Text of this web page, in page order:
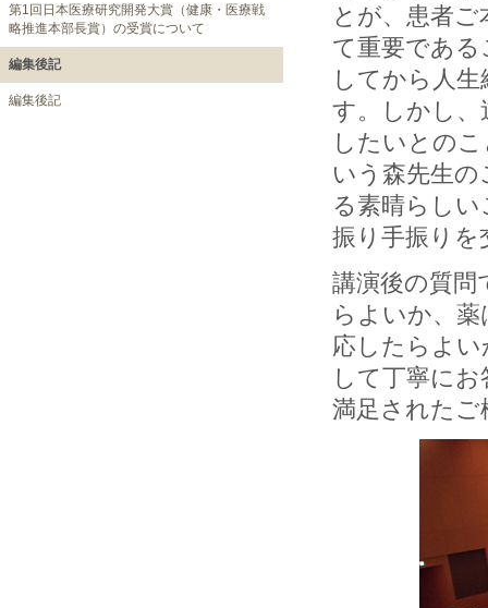
第1回日本医療研究開発大賞（健康・医療戦
略推進本部長賞）の受賞について
編集後記
編集後記
とが、患者
て重要であ
してから人
す。しかし
したいとの
いう森先生
る素晴らし
振り手振りを
講演後の質問
らよいか、
応したらよ
して丁寧に
満足されたご